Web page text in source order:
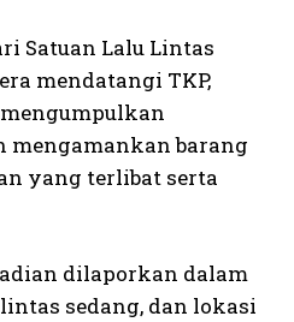
Satuan Lalu Lintas
mendatangi TKP,
mengamankan barang
yang terlibat serta
dilaporkan dalam
sedang, dan lokasi